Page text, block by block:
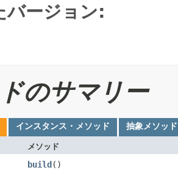
バージョン:
のサマリー
インスタンス・メソッド 抽象メソッド
メソッド
build()